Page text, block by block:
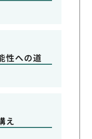
性への道
え